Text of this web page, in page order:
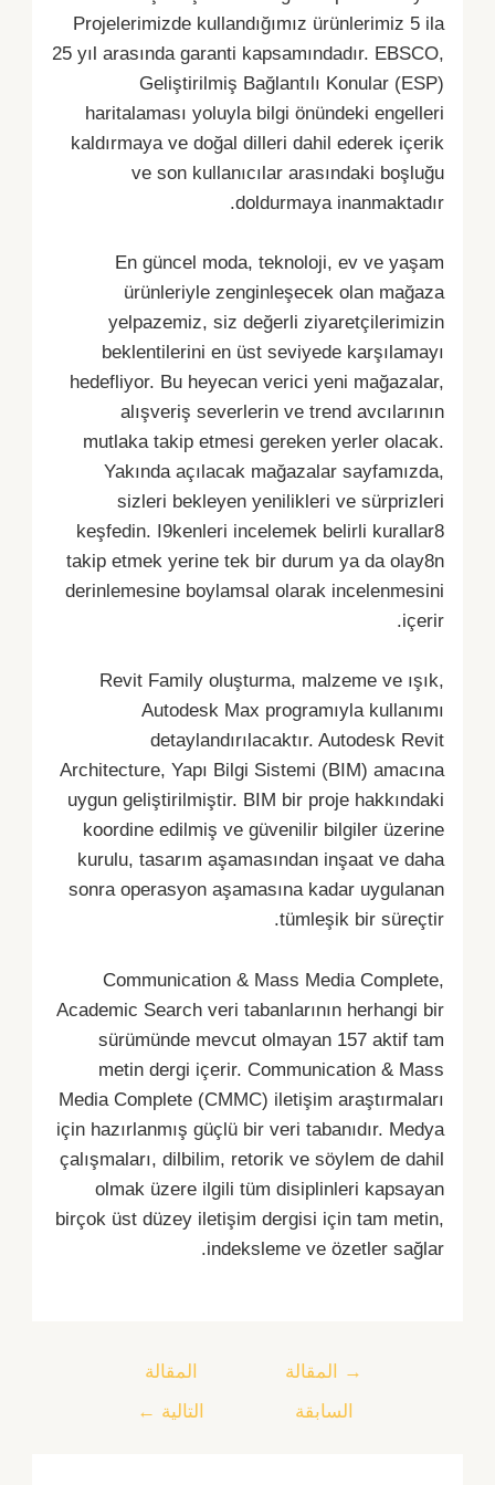
Projelerimizde kullandığımız ürünlerimiz 5 ila
25 yıl arasında garanti kapsamındadır. EBSCO,
Geliştirilmiş Bağlantılı Konular (ESP)
haritalaması yoluyla bilgi önündeki engelleri
kaldırmaya ve doğal dilleri dahil ederek içerik
ve son kullanıcılar arasındaki boşluğu
doldurmaya inanmaktadır.
En güncel moda, teknoloji, ev ve yaşam
ürünleriyle zenginleşecek olan mağaza
yelpazemiz, siz değerli ziyaretçilerimizin
beklentilerini en üst seviyede karşılamayı
hedefliyor. Bu heyecan verici yeni mağazalar,
alışveriş severlerin ve trend avcılarının
mutlaka takip etmesi gereken yerler olacak.
Yakında açılacak mağazalar sayfamızda,
sizleri bekleyen yenilikleri ve sürprizleri
keşfedin. I9kenleri incelemek belirli kurallar8
takip etmek yerine tek bir durum ya da olay8n
derinlemesine boylamsal olarak incelenmesini
içerir.
Revit Family oluşturma, malzeme ve ışık,
Autodesk Max programıyla kullanımı
detaylandırılacaktır. Autodesk Revit
Architecture, Yapı Bilgi Sistemi (BIM) amacına
uygun geliştirilmiştir. BIM bir proje hakkındaki
koordine edilmiş ve güvenilir bilgiler üzerine
kurulu, tasarım aşamasından inşaat ve daha
sonra operasyon aşamasına kadar uygulanan
tümleşik bir süreçtir.
Communication & Mass Media Complete,
Academic Search veri tabanlarının herhangi bir
sürümünde mevcut olmayan 157 aktif tam
metin dergi içerir. Communication & Mass
Media Complete (CMMC) iletişim araştırmaları
için hazırlanmış güçlü bir veri tabanıdır. Medya
çalışmaları, dilbilim, retorik ve söylem de dahil
olmak üzere ilgili tüm disiplinleri kapsayan
birçok üst düzey iletişim dergisi için tam metin,
indeksleme ve özetler sağlar.
→
المقالة
السابقة
المقالة
التالية ←